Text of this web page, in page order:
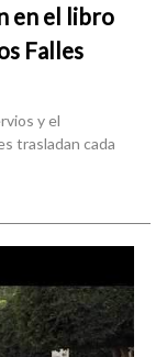
en el libro
Falles
y el
trasladan cada